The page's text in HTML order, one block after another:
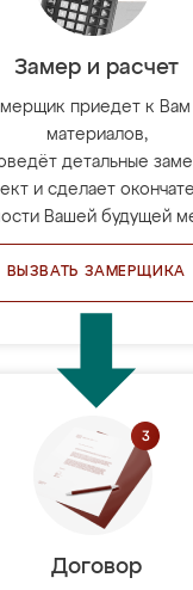
Замер и расчет
приедет к Вам
материалов,
детальные
и сделает
Вашей будущей
ВЫЗВАТЬ ЗАМЕРЩИКА
Договор